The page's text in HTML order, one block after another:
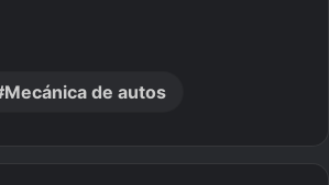
Mecánica de autos